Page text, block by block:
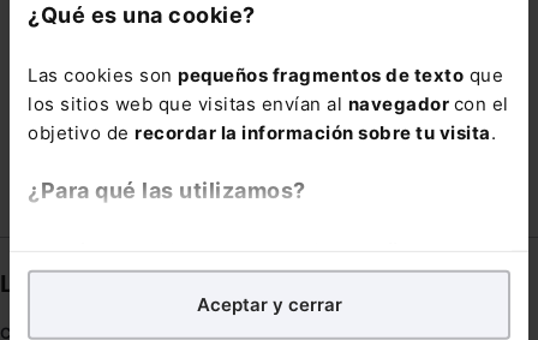
¿Qué es una cookie?
Las cookies son pequeños fragmentos de texto que
los sitios web que visitas envían al navegador con el
objetivo de recordar la información sobre tu visita.
¿Para qué las utilizamos?
analíticospara tratar demejorar tu experienciaen
nuestra página web. También con fines publicitarios,
Aceptar y cerrar
PROHIBICIÓN DE USO
TASACIÓN COSTAS TECHO DE GASTO
USURA VISA
Links directos
Coronavirus